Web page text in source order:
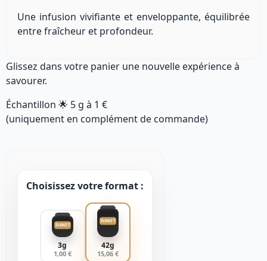
Une infusion vivifiante et enveloppante, équilibrée
entre fraîcheur et profondeur.
Glissez dans votre panier une nouvelle expérience à
savourer.
Échantillon 🌟 5 g à 1 €
(uniquement en complément de commande)
Choisissez votre format :
EVANS'T
3g
1,00 €
EVANS'T
42g
15,06 €